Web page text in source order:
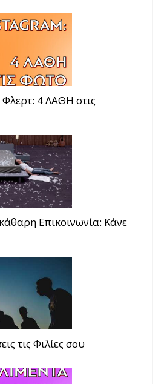
4 ΛΑΘΗ στις
Επικοινωνία: Κάνε
τις Φιλίες σου